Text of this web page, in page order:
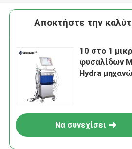
Αποκτήστε την
10 στο 1
φυσαλίδων
Hydra
Να συνεχίσει